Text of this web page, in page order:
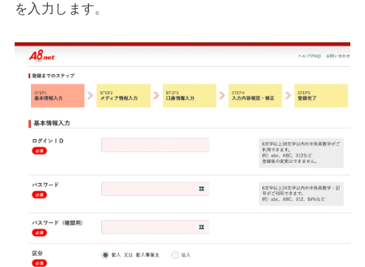
を入力します。